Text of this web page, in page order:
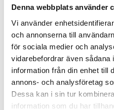
Denna webbplats använder
Vi använder
och annonserna till
för sociala medier och
vidarebefordrar även sådana
information från din enhet till
annons- och analysföretag
Dessa kan i sin tur
information som du har
Acryloyldimethyltaurate/VP
Cocamidopropyl Betaine,
(Fragrance), Allantoin,
Acetate, Coconut Acid, Sodium
Sulfite, Decyl Alcohol, Citronellol,
Polymethylsilsesquioxane, Lactic
Glucose, Propanediol, Limonene,
Bistorta (Bistort) Root Extract,
Nymphaea Caerulea Flower
Artikelnr